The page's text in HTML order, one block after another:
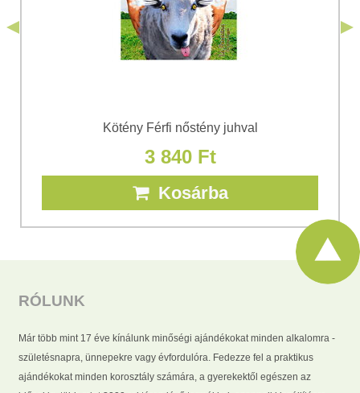
Kötény Férfi nőstény juhval
3 840 Ft
Kosárba
RÓLUNK
Már több mint 17 éve kínálunk minőségi ajándékokat minden alkalomra -
születésnapra, ünnepekre vagy évfordulóra. Fedezze fel a praktikus
ajándékokat minden korosztály számára, a gyerekektől egészen az